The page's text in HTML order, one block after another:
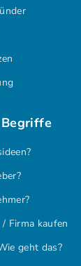
Firma kaufen
geht das?